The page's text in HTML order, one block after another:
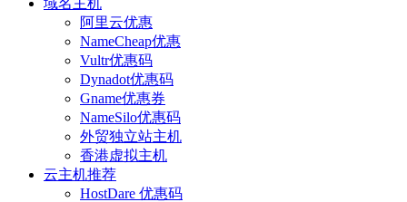
域名主机
阿里云优惠
NameCheap优惠
Vultr优惠码
Dynadot优惠码
Gname优惠券
NameSilo优惠码
外贸独立站主机
香港虚拟主机
云主机推荐
HostDare 优惠码